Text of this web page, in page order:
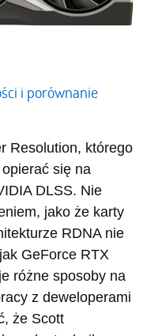
i porównanie
Resolution, którego
się na
DLSS. Nie
jako że karty
RDNA nie
GeForce RTX
różne sposoby na
z deweloperami
że Scott